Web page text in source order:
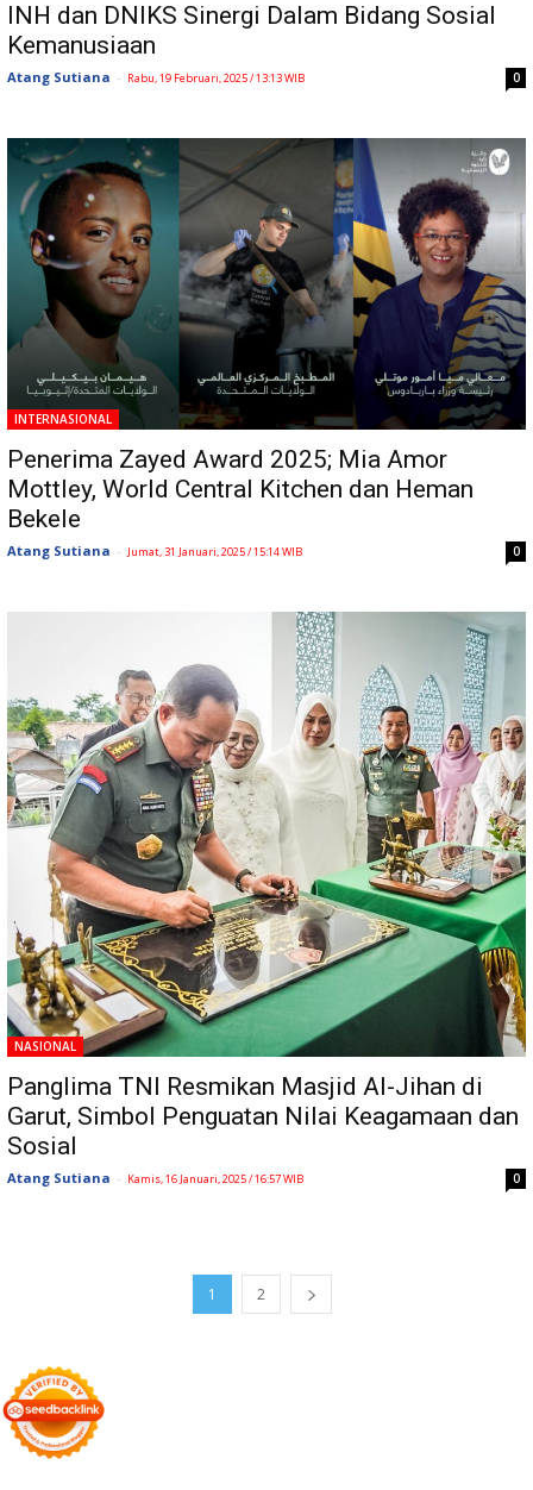
INH dan DNIKS Sinergi Dalam Bidang Sosial
Kemanusiaan
Atang Sutiana - Rabu, 19 Februari, 2025 / 13:13 WIB 0
INTERNASIONAL
Penerima Zayed Award 2025; Mia Amor
Mottley, World Central Kitchen dan Heman
Bekele
Atang Sutiana - Jumat, 31 Januari, 2025 / 15:14 WIB 0
NASIONAL
Panglima TNI Resmikan Masjid Al-Jihan di
Garut, Simbol Penguatan Nilai Keagamaan dan
Sosial
Atang Sutiana - Kamis, 16 Januari, 2025 / 16:57 WIB 0
1 2